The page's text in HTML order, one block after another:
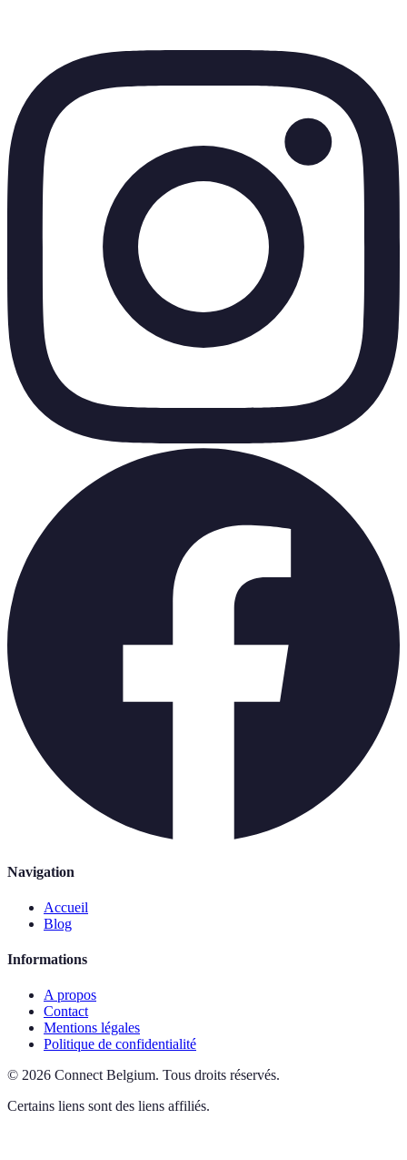
Navigation
Accueil
Blog
Informations
A propos
Contact
Mentions légales
Politique de confidentialité
© 2026 Connect Belgium. Tous droits réservés.
Certains liens sont des liens affiliés.